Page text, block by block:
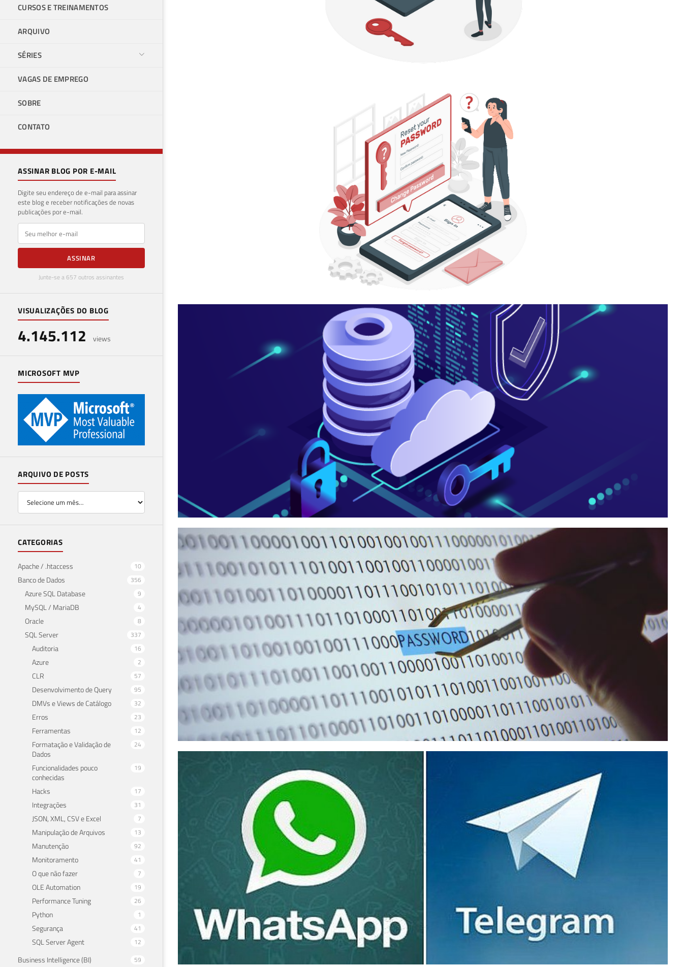
CURSOS E TREINAMENTOS
ARQUIVO
SÉRIES
VAGAS DE EMPREGO
SOBRE
CONTATO
ASSINAR BLOG POR E-MAIL
Digite seu endereço de e-mail para assinar
este blog e receber notificações de novas
publicações por e-mail.
E-mail
ASSINAR
Junte-se a 657 outros assinantes
VISUALIZAÇÕES DO BLOG
4.145.112 views
MICROSOFT MVP
ARQUIVO DE POSTS
CATEGORIAS
Apache / .htaccess 10
Banco de Dados 356
Azure SQL Database 9
MySQL / MariaDB 4
Oracle 8
SQL Server 337
Auditoria 16
Azure 2
CLR 57
Desenvolvimento de Query 95
DMVs e Views de Catálogo 32
Erros 23
Ferramentas 12
Formatação e Validação de
Dados
24
Funcionalidades pouco
conhecidas
19
Hacks 17
Integrações 31
JSON, XML, CSV e Excel 7
Manipulação de Arquivos 13
Manutenção 92
Monitoramento 41
O que não fazer 7
OLE Automation 19
Performance Tuning 26
Python 1
Segurança 41
SQL Server Agent 12
Business Intelligence (BI) 59
SQL Server - Políticas de Senhas, Expiração de Senha,
Troca de Senha Obrigatória e Bloqueio de Login após N
Azure SQL Database - Como criar e gerenciar usuários e
logins com autenticação SQL e Azure Active Directory
(Azure AD)
SQL Server - Cuidado com a server role securityadmin!
Utilizando elevação de privilégios para virar sysadmin
SQL Server - Criptografando senhas com as funções de
criptografia simétrica ENCRYPTBYPASSPHRASE e
DECRYPTBYPASSPHRASE
26 de dezembro de 2019 13 min de leitura